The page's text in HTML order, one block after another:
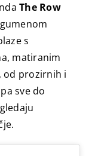
The Row
s
matiranim
od prozirnih i
sve do